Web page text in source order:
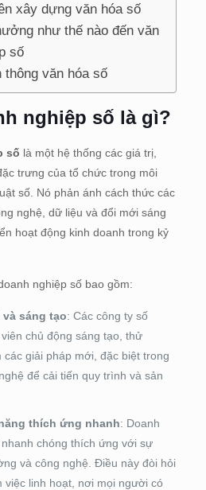
xây dựng văn hóa số
như thế nào đến văn
số
văn hóa số
nghiệp số là gì?
số là một hệ thống các giá trị,
trưng của tổ chức trong môi
số. Nó phản ánh cách thức các
nghệ, dữ liệu và đổi mới sáng
hoạt động kinh doanh trong kỷ
nghiệp số bao gồm:
sáng tạo: Các công ty số
chủ động sáng tạo, thử
các giải pháp mới, đặc biệt trong
để cải tiến quy trình và sản
thích ứng nhanh: Doanh
chóng thích ứng với sự
và công nghệ. Điều này đòi hỏi
việc linh hoạt, nơi mọi người có